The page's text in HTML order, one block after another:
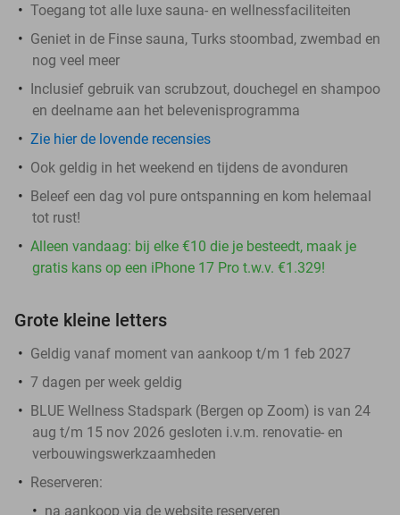
Toegang tot alle luxe sauna- en wellnessfaciliteiten
Geniet in de Finse sauna, Turks stoombad, zwembad en
nog veel meer
Inclusief gebruik van scrubzout, douchegel en shampoo
en deelname aan het belevenisprogramma
Zie hier de lovende recensies
Ook geldig in het weekend en tijdens de avonduren
Beleef een dag vol pure ontspanning en kom helemaal
tot rust!
Alleen vandaag: bij elke €10 die je besteedt, maak je
gratis kans op een iPhone 17 Pro t.w.v. €1.329!
Grote kleine letters
Geldig vanaf moment van aankoop t/m 1 feb 2027
7 dagen per week geldig
BLUE Wellness Stadspark (Bergen op Zoom) is van 24
aug t/m 15 nov 2026 gesloten i.v.m. renovatie- en
verbouwingswerkzaamheden
Reserveren:
na aankoop via de website reserveren